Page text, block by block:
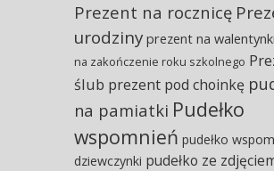
Prezent na rocznicę
urodziny prezent na walentynki
na zakończenie roku szkolnego
ślub prezent pod choinkę
na pamiatki Pudełko
wspomnień pudełko
dziewczynki pudełko ze